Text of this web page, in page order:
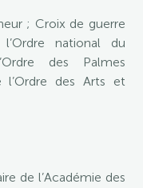
; Croix de guerre
national du
des Palmes
l’Ordre des Arts et
de l’Académie des